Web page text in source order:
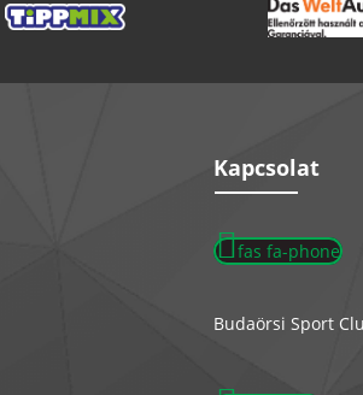
Kapcsolat
fas fa-phone
Budaörsi Sport